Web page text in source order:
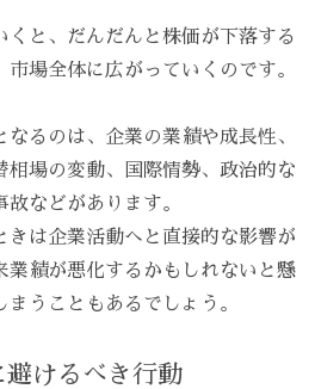
くと、だんだんと株価が下落する
場全体に広がっていくのです。
るのは、企業の業績や成長性、
相場の変動、国際情勢、政治的な
などがあります。
きは企業活動へと直接的な影響が
業績が悪化するかもしれないと懸
うこともあるでしょう。
けるべき行動